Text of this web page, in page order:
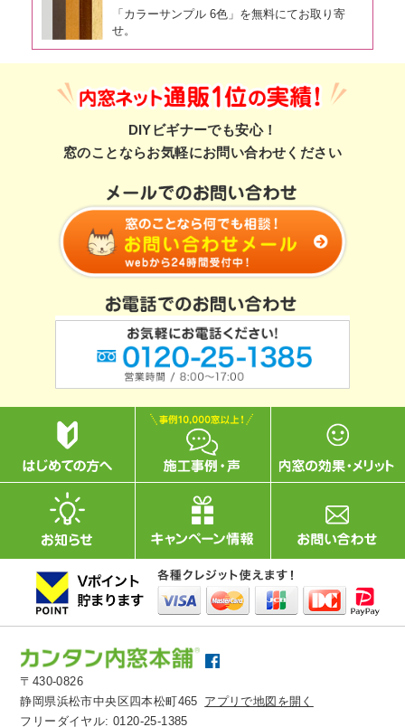
「カラーサンプル 6色」を無料にてお取り寄
せ。
DIYビギナーでも安心！
窓のことならお気軽にお問い合わせください
〒430-0826
静岡県浜松市中央区四本松町465 アプリで地図を開く
フリーダイヤル:0120-25-1385